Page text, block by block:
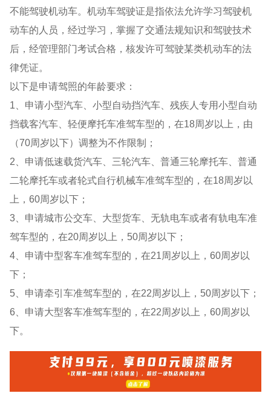
不能驾驶机动车。机动车驾驶证是指依法允许学习驾驶机
动车的人员，经过学习，掌握了交通法规知识和驾驶技术
后，经管理部门考试合格，核发许可驾驶某类机动车的法
律凭证。
以下是申请驾照的年龄要求：
1、申请小型汽车、小型自动挡汽车、残疾人专用小型自动
挡载客汽车、轻便摩托车准驾车型的，在18周岁以上，由
（70周岁以下）调整为不作限制；
2、申请低速载货汽车、三轮汽车、普通三轮摩托车、普通
二轮摩托车或者轮式自行机械车准驾车型的，在18周岁以
上，60周岁以下；
3、申请城市公交车、大型货车、无轨电车或者有轨电车准
驾车型的，在20周岁以上，50周岁以下；
4、申请中型客车准驾车型的，在21周岁以上，60周岁以
下；
5、申请牵引车准驾车型的，在22周岁以上，50周岁以下；
6、申请大型客车准驾车型的，在22周岁以上，60周岁以
下。